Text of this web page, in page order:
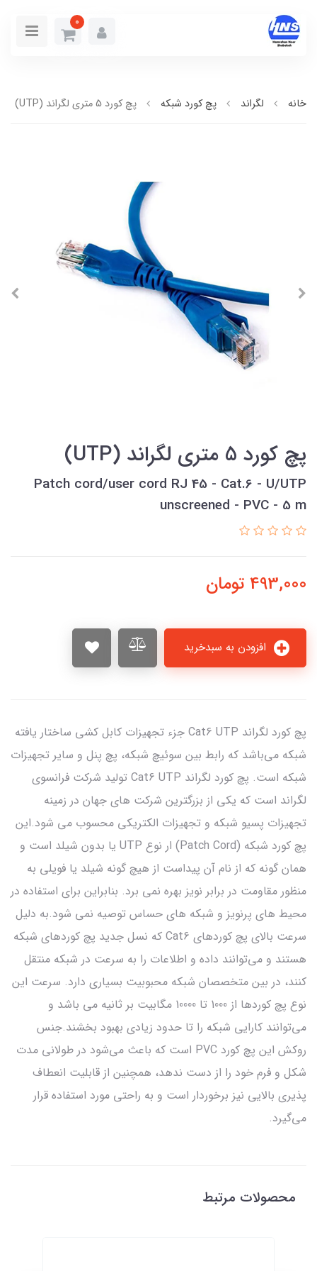
0
خانه لگراند پچ کورد شبکه پچ کورد 5 متری لگراند (UTP)
پچ کورد 5 متری لگراند (UTP)
Patch cord/user cord RJ 45 - Cat.6 - U/UTP
unscreened - PVC - 5 m
493,000 تومان
پچ کورد لگراند Cat6 UTP جزء تجهیزات کابل کشی ساختار یافته
شبکه می‌باشد که رابط بین سوئیچ شبکه، پچ پنل و سایر تجهیزات
شبکه است. پچ کورد لگراند Cat6 UTP تولید شرکت فرانسوی
لگراند است که یکی از بزرگترین شرکت های جهان در زمینه
تجهیزات پسیو شبکه و تجهیزات الکتریکی محسوب می شود.این
پچ کورد شبکه (Patch Cord) ار نوع UTP یا بدون شیلد است و
همان گونه که از نام آن پیداست از هیچ گونه شیلد یا فویلی به
منظور مقاومت در برابر نویز بهره نمی برد. بنابراین برای استفاده در
محیط های پرنویز و شبکه های حساس توصیه نمی شود.به دلیل
سرعت بالای پچ کوردهای Cat6 که نسل جدید پچ کوردهای شبکه
هستند و می‌توانند داده و اطلاعات را به سرعت در شبکه منتقل
کنند، در بین متخصصان شبکه محبوبیت بسیاری دارد. سرعت این
نوع پچ کوردها از 1000 تا 10000 مگابیت بر ثانیه می‌ باشد و
می‌توانند کارایی شبکه را تا حدود زیادی بهبود بخشند.جنس
روکش این پچ کورد PVC است که باعث می‌شود در طولانی مدت
شکل و فرم خود را از دست ندهد، همچنین از قابلیت انعطاف
پذیری بالایی نیز برخوردار است و به راحتی مورد استفاده قرار
می‌گیرد.
محصولات مرتبط